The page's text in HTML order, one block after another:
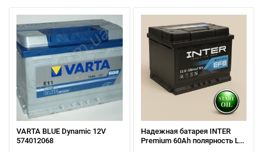
VARTA BLUE Dynamic 12V
574012068
Надежная батарея INTER
Premium 60Ah полярность L+
При отсутствии связи - пишите, звоните в Viber /
Telegram (093) 600-51-11